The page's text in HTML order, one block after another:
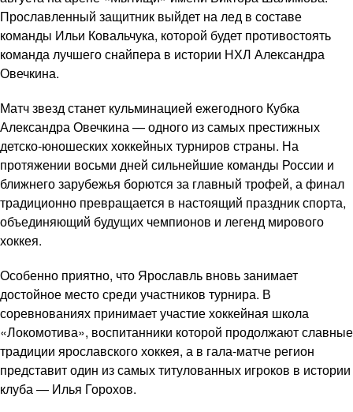
Прославленный защитник выйдет на лед в составе
команды Ильи Ковальчука, которой будет противостоять
команда лучшего снайпера в истории НХЛ Александра
Овечкина.
Матч звезд станет кульминацией ежегодного Кубка
Александра Овечкина — одного из самых престижных
детско-юношеских хоккейных турниров страны. На
протяжении восьми дней сильнейшие команды России и
ближнего зарубежья борются за главный трофей, а финал
традиционно превращается в настоящий праздник спорта,
объединяющий будущих чемпионов и легенд мирового
хоккея.
Особенно приятно, что Ярославль вновь занимает
достойное место среди участников турнира. В
соревнованиях принимает участие хоккейная школа
«Локомотива», воспитанники которой продолжают славные
традиции ярославского хоккея, а в гала-матче регион
представит один из самых титулованных игроков в истории
клуба — Илья Горохов.